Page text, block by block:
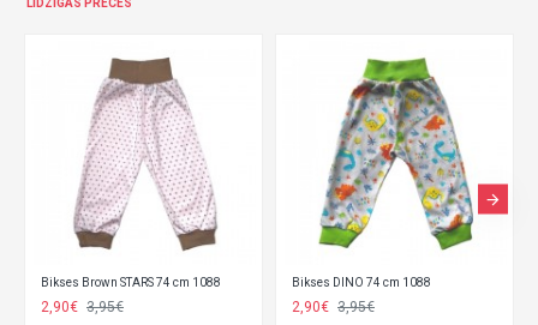
2,49 EUR kättesaamine pakiautomaadis UNISEND, Udrop,
kohaletoimetamine 2-5 tööpäeva jooksul;
LT: 2,49 EUR gavimas siuntų automate UNISEND, Udrop, LPExpress,
pristatymas per 2–5 darbo dienas;
,50 EUR(LV): saņemšana Paku Skapis (pasūtījumamvirs
30,00 EUR- bezmaksas), piegāde 1-3 darba dienu laikā;
??? EUR: KURJERS- cena ir atkarīga no preču svara un izmēriem. Pēc
pasūtījuma saņemšanas mēs aprēķināsim un paziņosim kurjera piegādes
LĪDZĪGAS PRECES
Bikses Brown STARS 74 cm 1088
2,90€ 3,95€
Bikses DINO 74 cm 1088
2,90€ 3,95€